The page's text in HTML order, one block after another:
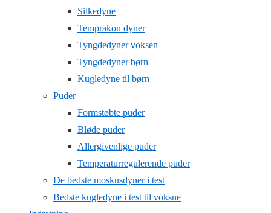
Silkedyne
Temprakon dyner
Tyngdedyner voksen
Tyngdedyner børn
Kugledyne til børn
Puder
Formstøbte puder
Bløde puder
Allergivenlige puder
Temperaturregulerende puder
De bedste moskusdyner i test
Bedste kugledyne i test til voksne